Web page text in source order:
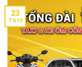
23
Th10